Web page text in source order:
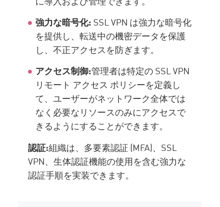
強力な暗号化: SSL VPN は強力な暗号化
を提供し、転送中の機密データを保護
し、不正アクセスを防ぎます。
アクセス制御:管理者は特定の SSL VPN
リモート アクセス ポリシーを定義し
て、ユーザーがネットワーク全体では
なく必要なリソースのみにアクセスで
きるようにすることができます。
認証:組織は、多要素認証 (MFA)、SSL
VPN、生体認証機能の使用を含む強力な
認証手順を実装できます。